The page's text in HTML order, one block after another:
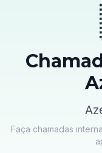
Faça chamadas